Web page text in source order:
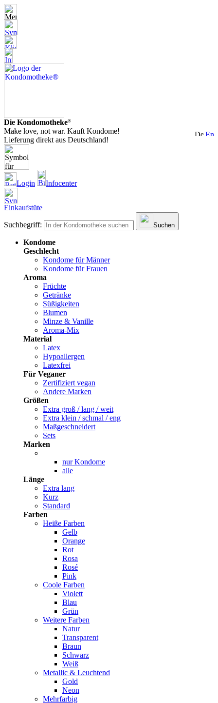
Die Kondomotheke®
Make love, not war. Kauft Kondome!
Lieferung direkt aus Deutschland!
Login Infocenter
Einkaufstüte
Suchbegriff: Suchen
Kondome
Geschlecht
Kondome für Männer
Kondome für Frauen
Aroma
Früchte
Getränke
Süßigkeiten
Blumen
Minze & Vanille
Aroma-Mix
Material
Latex
Hypoallergen
Latexfrei
Für Veganer
Zertifiziert vegan
Andere Marken
Größen
Extra groß / lang / weit
Extra klein / schmal / eng
Maßgeschneidert
Sets
Marken
nur Kondome
alle
Länge
Extra lang
Kurz
Standard
Farben
Heiße Farben
Gelb
Orange
Rot
Rosa
Rosé
Pink
Coole Farben
Violett
Blau
Grün
Weitere Farben
Natur
Transparent
Braun
Schwarz
Weiß
Metallic & Leuchtend
Gold
Neon
Mehrfarbig